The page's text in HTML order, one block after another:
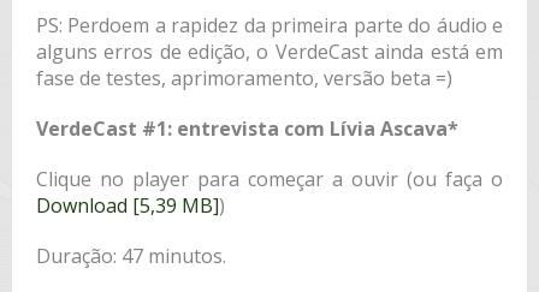
PS: Perdoem a rapidez da primeira parte do áudio e
alguns erros de edição, o VerdeCast ainda está em
fase de testes, aprimoramento, versão beta =)
VerdeCast #1: entrevista com Lívia Ascava*
Clique no player para começar a ouvir (ou faça o
Download [5,39 MB])
Duração: 47 minutos.